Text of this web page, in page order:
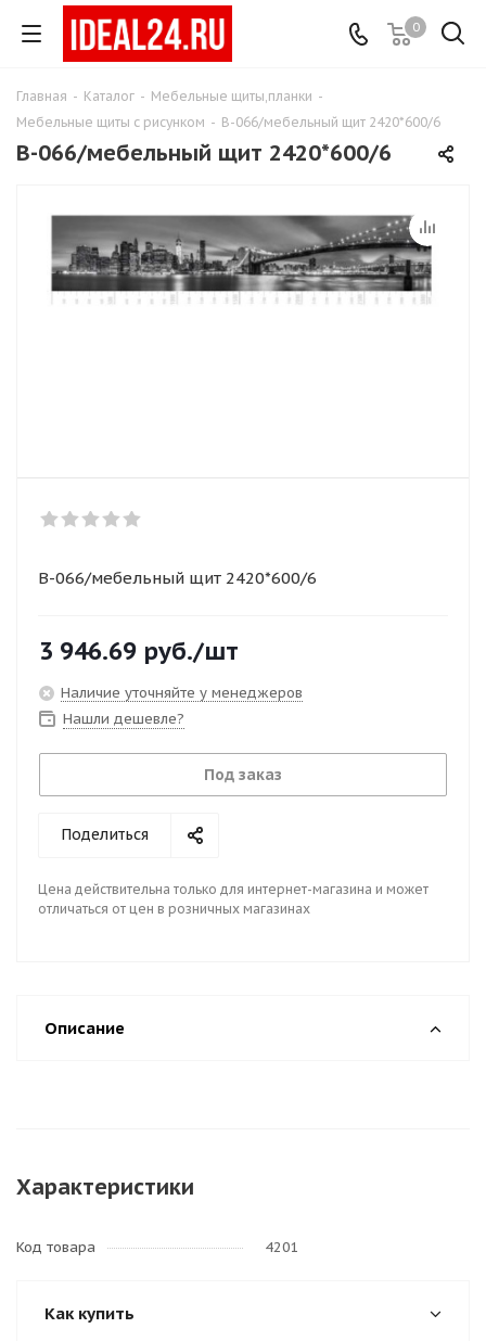
0
Главная - Каталог - Мебельные щиты,планки -
Мебельные щиты с рисунком - B-066/мебельный щит 2420*600/6
B-066/мебельный щит 2420*600/6
B-066/мебельный щит 2420*600/6
3 946.69 руб./шт
Наличие уточняйте у менеджеров
Нашли дешевле?
Под заказ
Поделиться
Цена действительна только для интернет-магазина и может
отличаться от цен в розничных магазинах
Описание
Характеристики
Код товара 4201
Как купить